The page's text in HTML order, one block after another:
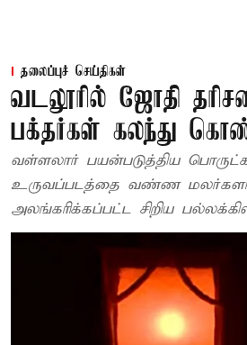
தலைப்புச் செய்திகள்
வடலூரில் ஜோதி
பக்தர்கள் கலந்து
வள்ளலார் பயன்படுத்திய
உருவப்படத்தை வண்ண
அலங்காிக்கப்பட்ட சிறிய